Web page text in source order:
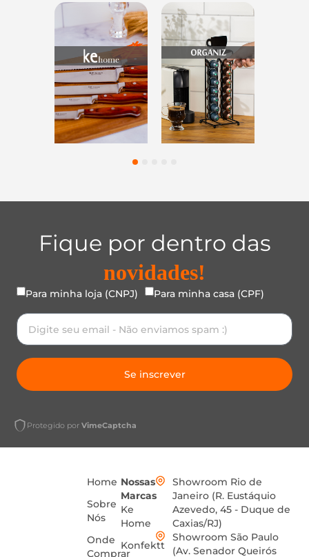
Casa e
Organização
Utilidades de
45
Fique por dentro das
novidades!
Para minha loja (CNPJ) Para minha casa (CPF)
Se inscrever
Protegido por VimeCaptcha
Home
Sobre
Nós
Onde
Comprar
Nossas
Marcas
Ke
Home
Konfektt
Showroom Rio de
Janeiro (R. Eustáquio
Azevedo, 45 - Duque de
Caxias/RJ)
Showroom São Paulo
(Av. Senador Queirós